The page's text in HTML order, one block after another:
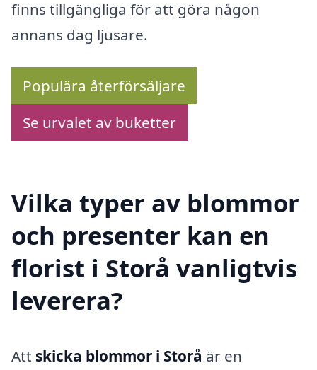
finns tillgängliga för att göra någon
annans dag ljusare.
Populära återförsäljare
Se urvalet av buketter
Vilka typer av blommor
och presenter kan en
florist i Storå vanligtvis
leverera?
Att skicka blommor i Storå är en